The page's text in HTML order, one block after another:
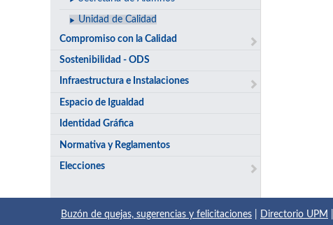
Unidad de Calidad
Compromiso con la Calidad
Sostenibilidad - ODS
Infraestructura e Instalaciones
Espacio de Igualdad
Identidad Gráfica
Normativa y Reglamentos
Elecciones
Buzón de quejas, sugerencias y felicitaciones Directorio UPM